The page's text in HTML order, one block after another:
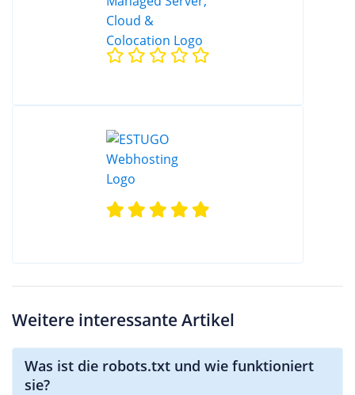
Weitere interessante Artikel
Was ist die robots.txt und wie funktioniert
sie?